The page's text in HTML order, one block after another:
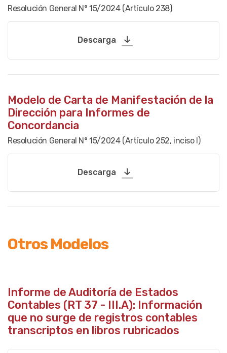
Resolución General N° 15/2024 (Artículo 238)
Descarga
Modelo de Carta de Manifestación de la
Dirección para Informes de
Concordancia
Resolución General N° 15/2024 (Artículo 252, inciso I)
Descarga
Otros Modelos
Informe de Auditoría de Estados
Contables (RT 37 - III.A): Información
que no surge de registros contables
transcriptos en libros rubricados